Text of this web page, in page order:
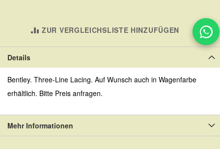
ZUR VERGLEICHSLISTE HINZUFÜGEN
Details
Bentley. Three-Line Lacing. Auf Wunsch auch in Wagenfarbe
erhältlich. Bitte Preis anfragen.
Mehr Informationen